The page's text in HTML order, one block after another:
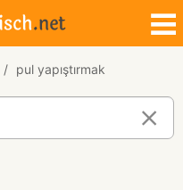
pul yapıştırmak